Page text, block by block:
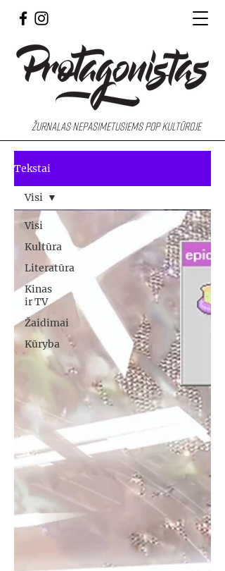
Žurnalas nepasimetusiems pop kultūroje
Tekstai
Visi
Kultūra
Literatūra
Kinas
ir TV
Žaidimai
Kūryba
Visi